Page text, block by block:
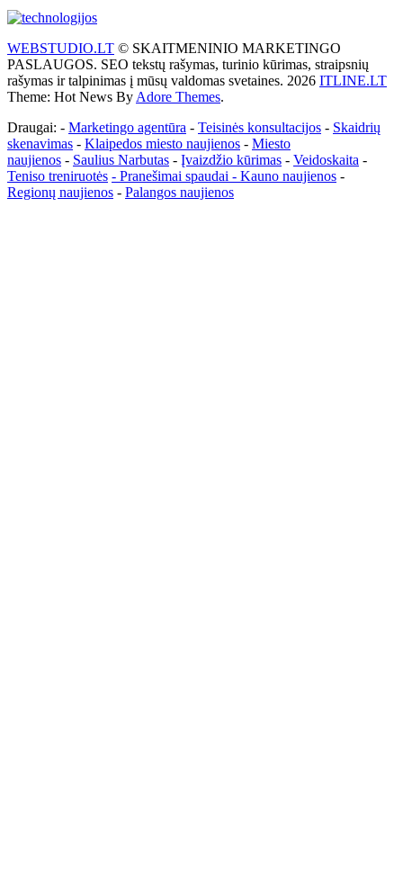
WEBSTUDIO.LT © SKAITMENINIO MARKETINGO
PASLAUGOS. SEO tekstų rašymas, turinio kūrimas, straipsnių
rašymas ir talpinimas į mūsų valdomas svetaines. 2026 ITLINE.LT
Theme: Hot News By Adore Themes.
Draugai: - Marketingo agentūra - Teisinės konsultacijos - Skaidrių
skenavimas - Klaipedos miesto naujienos - Miesto
naujienos - Saulius Narbutas - Įvaizdžio kūrimas - Veidoskaita -
Teniso treniruotės - Pranešimai spaudai - Kauno naujienos -
Regionų naujienos - Palangos naujienos